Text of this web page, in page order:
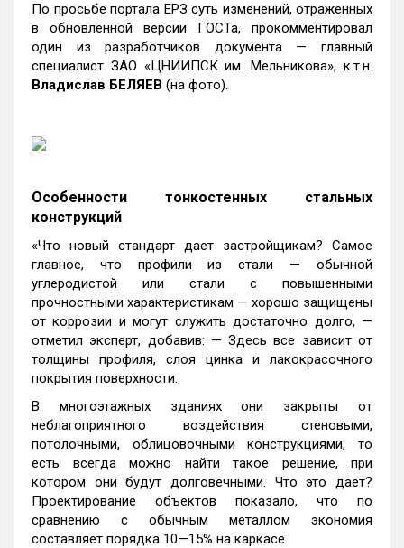
По просьбе портала ЕРЗ суть изменений, отраженных
в обновленной версии ГОСТа, прокомментировал
один из разработчиков документа — главный
специалист ЗАО «ЦНИИПСК им. Мельникова», к.т.н.
Владислав БЕЛЯЕВ (на фото).
Особенности тонкостенных стальных
конструкций
«Что новый стандарт дает застройщикам? Самое
главное, что профили из стали — обычной
углеродистой или стали с повышенными
прочностными характеристикам — хорошо защищены
от коррозии и могут служить достаточно долго, —
отметил эксперт, добавив: — Здесь все зависит от
толщины профиля, слоя цинка и лакокрасочного
покрытия поверхности.
В многоэтажных зданиях они закрыты от
неблагоприятного воздействия стеновыми,
потолочными, облицовочными конструкциями, то
есть всегда можно найти такое решение, при
котором они будут долговечными. Что это дает?
Проектирование объектов показало, что по
сравнению с обычным металлом экономия
составляет порядка 10—15% на каркасе.